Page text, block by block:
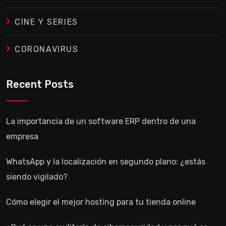
CINE Y SERIES
CORONAVIRUS
Recent Posts
La importancia de un software ERP dentro de una
empresa
WhatsApp y la localización en segundo plano: ¿estás
siendo vigilado?
Cómo elegir el mejor hosting para tu tienda online